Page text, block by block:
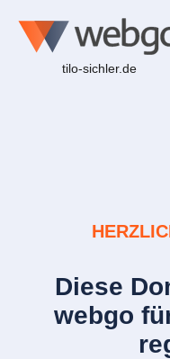
tilo-sichler.de
Diese
webgo